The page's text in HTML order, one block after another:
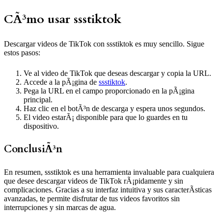
CÃ³mo usar ssstiktok
Descargar videos de TikTok con ssstiktok es muy sencillo. Sigue
estos pasos:
Ve al video de TikTok que deseas descargar y copia la URL.
Accede a la pÃ¡gina de ssstiktok.
Pega la URL en el campo proporcionado en la pÃ¡gina
principal.
Haz clic en el botÃ³n de descarga y espera unos segundos.
El video estarÃ¡ disponible para que lo guardes en tu
dispositivo.
ConclusiÃ³n
En resumen, ssstiktok es una herramienta invaluable para cualquiera
que desee descargar videos de TikTok rÃ¡pidamente y sin
complicaciones. Gracias a su interfaz intuitiva y sus caracterÃ­sticas
avanzadas, te permite disfrutar de tus videos favoritos sin
interrupciones y sin marcas de agua.